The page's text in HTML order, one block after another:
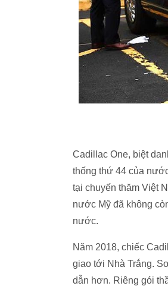
Cadillac One, biệt
thống thứ 44 của
tại chuyến thăm Việt
nước Mỹ đã không
nước.
Năm 2018, chiếc
giao tới Nhà Trắng.
dẫn hơn. Riêng gói